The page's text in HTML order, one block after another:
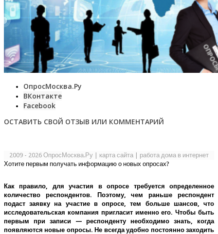
ОпросМосква.Ру
ВКонтакте
Facebook
ОСТАВИТЬ СВОЙ ОТЗЫВ ИЛИ КОММЕНТАРИЙ
2009 - 2026 ОпросМосква.Ру | карта сайта | работа дома в интернет
Хотите первым получать информацию о новых опросах?
Как правило, для участия в опросе требуется определенное
количество респондентов. Поэтому, чем раньше респондент
подаст заявку на участие в опросе, тем больше шансов, что
исследовательская компания пригласит именно его.Чтобы быть
первым при записи — респонденту необходимо знать, когда
появляются новые опросы. Не всегда удобно постоянно заходить